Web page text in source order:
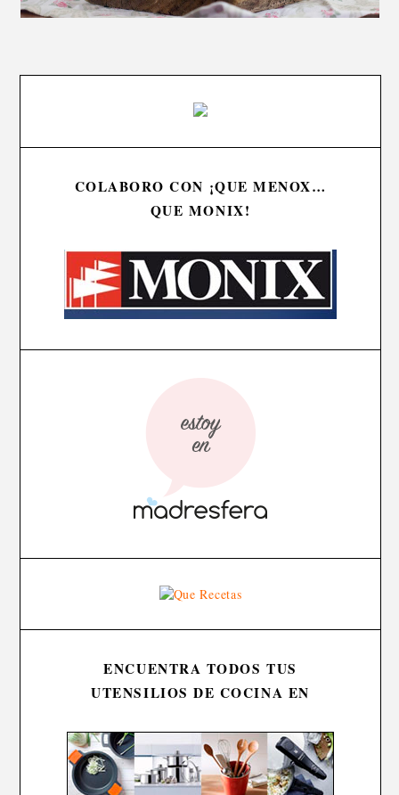
COLABORO CON ¡QUE MENOX…
QUE MONIX!
ENCUENTRA TODOS TUS
UTENSILIOS DE COCINA EN